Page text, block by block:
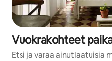
Vuokrakohteet
Etsi ja varaa ainutlaatuisia